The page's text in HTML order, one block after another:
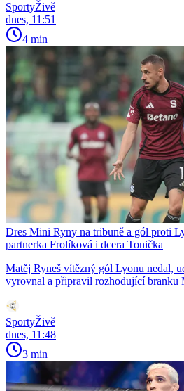
SportyŽivě
dnes, 11:51
4 min
Dres Mini Ryny na tribuně a gól proti
partnerka Frolíková i dcera Tonička
Matěj Ryneš vítězný gól Lyonu nedal,
vyrovnal a připravil rozhodující branku
SportyŽivě
dnes, 11:48
3 min